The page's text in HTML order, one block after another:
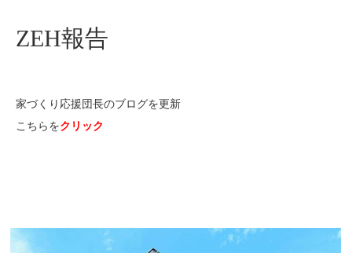
ZEH報告
家づくり応援団長のブログを更新
こちらをクリック